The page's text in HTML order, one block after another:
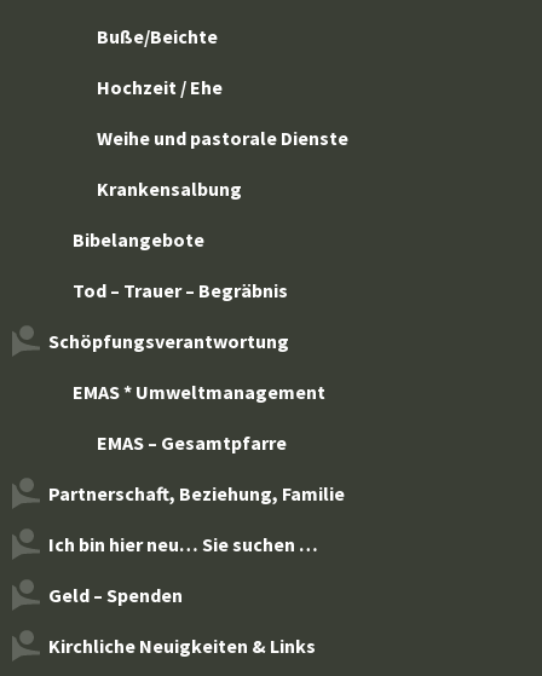
Buße/Beichte
Hochzeit / Ehe
Weihe und pastorale Dienste
Krankensalbung
Bibelangebote
Tod – Trauer – Begräbnis
Schöpfungsverantwortung
EMAS * Umweltmanagement
EMAS – Gesamtpfarre
Partnerschaft, Beziehung, Familie
Ich bin hier neu… Sie suchen …
Geld – Spenden
Kirchliche Neuigkeiten & Links